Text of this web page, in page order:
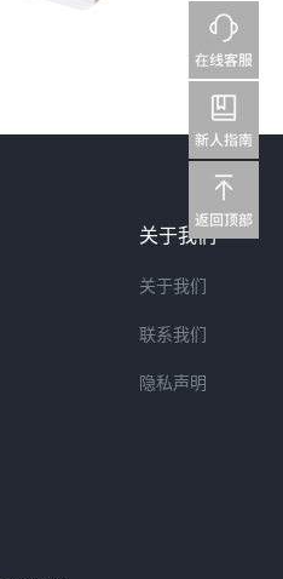
关于我们
关于我们
联系我们
隐私声明